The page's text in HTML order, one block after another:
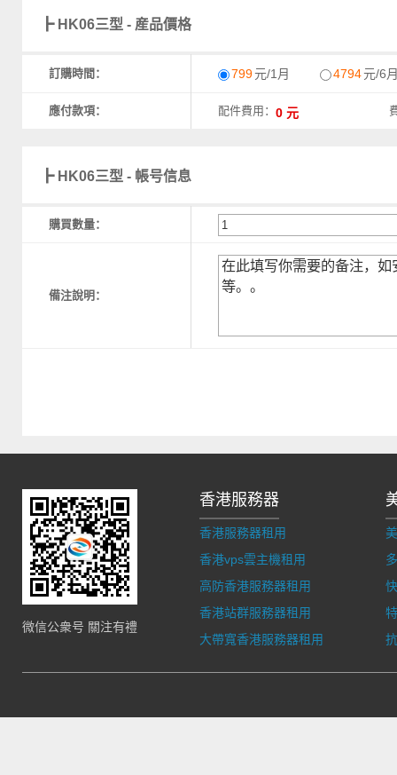
┣ HK06三型 - 産品價格
訂購時間： 799元/1月 4794元/6
應付款項： 配件費用：
┣ HK06三型 - 帳号信息
購買數量：
備注說明：
微信公衆号 關注有禮
香港服務器
香港服務器租用
香港vps雲主機租用
高防香港服務器租用
香港站群服務器租用
大帶寬香港服務器租用